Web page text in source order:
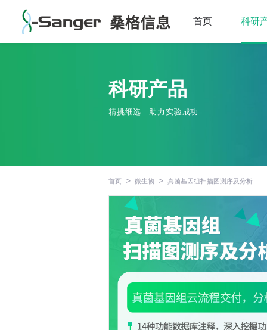
首页 科研
科研产品
精挑细选 助力实验成功
首页 > 微生物 > 真菌基因组扫描图测序及分析